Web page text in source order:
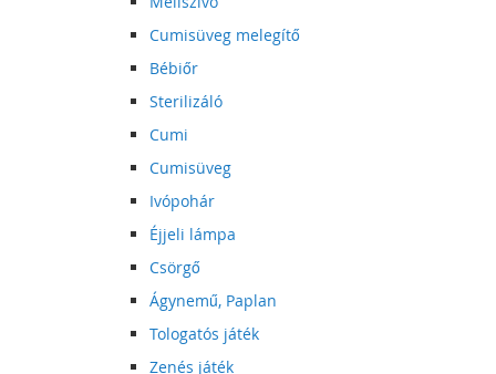
Cumisüveg melegítő
Bébiőr
Sterilizáló
Cumi
Cumisüveg
Ivópohár
Éjjeli lámpa
Csörgő
Ágynemű, Paplan
Tologatós játék
Zenés játék